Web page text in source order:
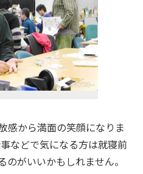
感から満面の笑顔になりま
などで気になる方は就寝前
のがいいかもしれません。